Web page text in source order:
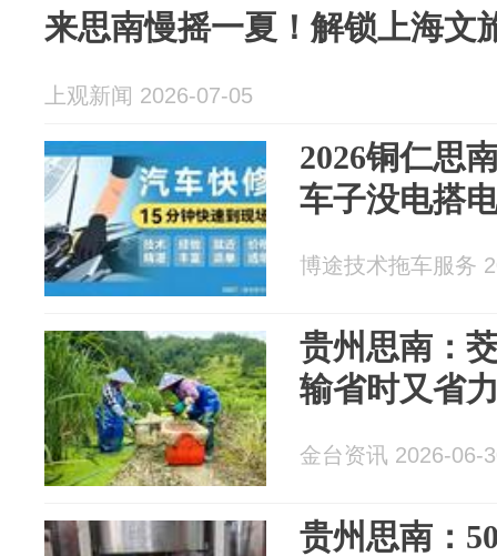
来思南慢摇一夏！解锁上海文
上观新闻 2026-07-05
2026铜仁思
车子没电搭
博途技术拖车服务
贵州思南：
输省时又省
金台资讯 2026-06-
贵州思南：